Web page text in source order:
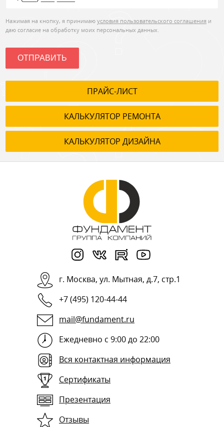
Нажимая на кнопку, я принимаю условия пользовательского соглашения и
даю согласие на обработку моих персональных данных.
ОТПРАВИТЬ
ПРАЙС-ЛИСТ
КАЛЬКУЛЯТОР РЕМОНТА
КАЛЬКУЛЯТОР ДИЗАЙНА
г. Москва, ул. Мытная, д.7, стр.1
+7 (495) 120-44-44
mail@fundament.ru
Ежедневно с 9:00 до 22:00
Вся контактная информация
Сертификаты
Презентация
Отзывы